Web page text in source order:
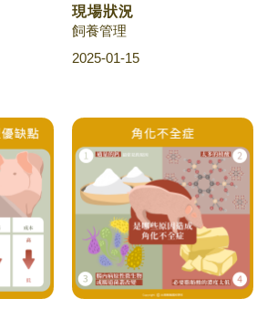
現場狀況
飼養管理
2025-01-15